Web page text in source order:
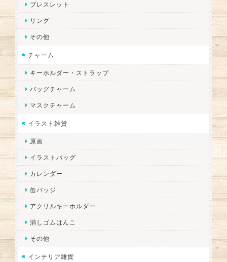
ブレスレット
リング
その他
チャーム
キーホルダー・ストラップ
バッグチャーム
マスクチャーム
イラスト雑貨
原画
イラストバッグ
カレンダー
缶バッジ
アクリルキーホルダー
消しゴムはんこ
その他
インテリア雑貨